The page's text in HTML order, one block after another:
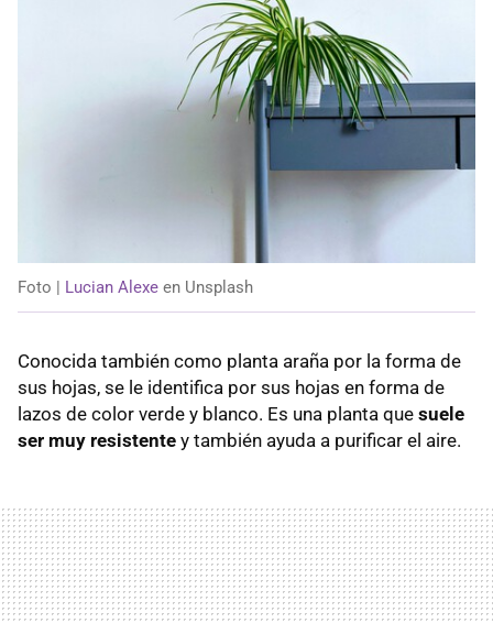
Foto | Lucian Alexe en Unsplash
Conocida también como planta araña por la forma de
sus hojas, se le identifica por sus hojas en forma de
lazos de color verde y blanco. Es una planta que suele
ser muy resistente y también ayuda a purificar el aire.